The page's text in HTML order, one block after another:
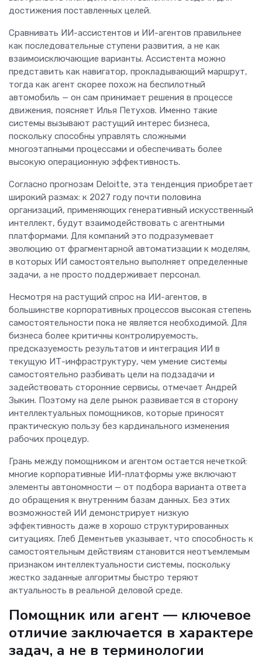
достижения поставленных целей.
Сравнивать ИИ-ассистентов и ИИ-агентов правильнее
как последовательные ступени развития, а не как
взаимоисключающие варианты. Ассистента можно
представить как навигатор, прокладывающий маршрут,
тогда как агент скорее похож на беспилотный
автомобиль — он сам принимает решения в процессе
движения, поясняет Илья Петухов. Именно такие
системы вызывают растущий интерес бизнеса,
поскольку способны управлять сложными
многоэтапными процессами и обеспечивать более
высокую операционную эффективность.
Согласно прогнозам Deloitte, эта тенденция приобретает
широкий размах: к 2027 году почти половина
организаций, применяющих генеративный искусственный
интеллект, будут взаимодействовать с агентными
платформами. Для компаний это подразумевает
эволюцию от фрагментарной автоматизации к моделям,
в которых ИИ самостоятельно выполняет определенные
задачи, а не просто поддерживает персонал.
Несмотря на растущий спрос на ИИ-агентов, в
большинстве корпоративных процессов высокая степень
самостоятельности пока не является необходимой. Для
бизнеса более критичны контролируемость,
предсказуемость результатов и интеграция ИИ в
текущую ИТ-инфраструктуру, чем умение системы
самостоятельно разбивать цели на подзадачи и
задействовать сторонние сервисы, отмечает Андрей
Зыкин. Поэтому на деле рынок развивается в сторону
интеллектуальных помощников, которые приносят
практическую пользу без кардинального изменения
рабочих процедур.
Грань между помощником и агентом остается нечеткой:
многие корпоративные ИИ-платформы уже включают
элементы автономности — от подбора варианта ответа
до обращения к внутренним базам данных. Без этих
возможностей ИИ демонстрирует низкую
эффективность даже в хорошо структурированных
ситуациях. Глеб Дементьев указывает, что способность к
самостоятельным действиям становится неотъемлемым
признаком интеллектуальности системы, поскольку
жестко заданные алгоритмы быстро теряют
актуальность в реальной деловой среде.
Помощник или агент — ключевое
отличие заключается в характере
задач, а не в терминологии